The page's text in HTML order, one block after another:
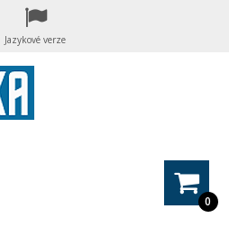
0
Jazykové verze